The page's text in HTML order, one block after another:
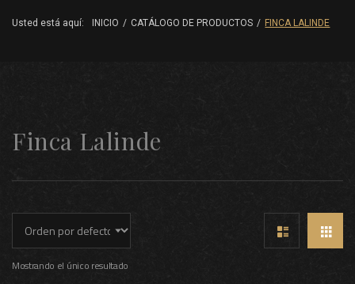
Usted está aquí: INICIO / CATÁLOGO DE PRODUCTOS / FINCA LALINDE
Finca Lalinde
Mostrando el único resultado